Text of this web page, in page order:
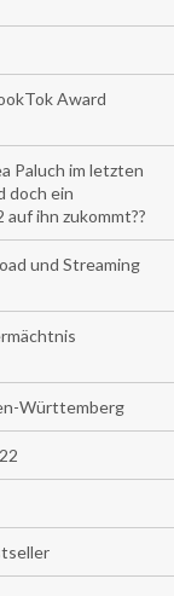
Award
Paluch im letzten
doch ein
ihn zukommt??
und Streaming
Württemberg